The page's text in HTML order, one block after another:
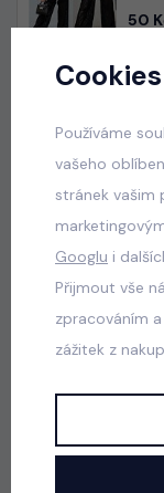
50
Acid
440
440
Popis
Cookies
Používáme
vašeho
stránek vašim
Googlu i
Přijmout vše
zpracováním
zážitek z